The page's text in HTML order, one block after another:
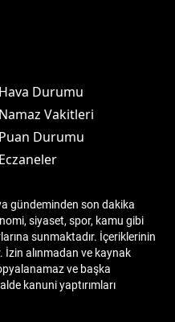
Hava Durumu
Namaz Vakitleri
Puan Durumu
Eczaneler
gündeminden son dakika
siyaset, spor, kamu gibi
sunmaktadır. İçeriklerinin
İzin alınmadan ve kaynak
ve başka
kanuni yaptırımları